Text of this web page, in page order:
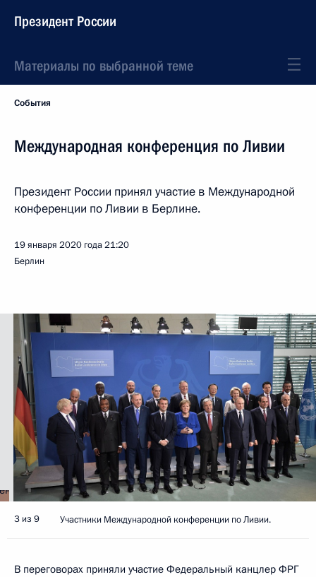
Президент России
Материалы по выбранной теме
События
Международная конференция по Ливии
Президент России принял участие в Международной
конференции по Ливии в Берлине.
19 января 2020 года21:20
Берлин
3 из 9 Участники Международной конференции по Ливии.
В переговорах приняли участие Федеральный канцлер ФРГ